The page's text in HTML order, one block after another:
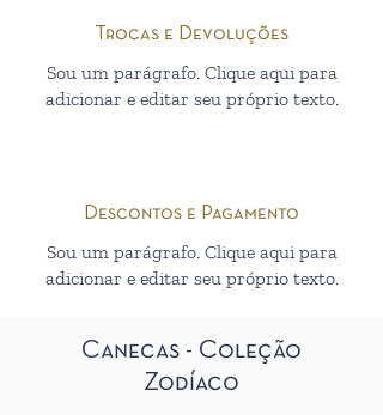
Trocas e Devoluções
Sou um parágrafo. Clique aqui para
adicionar e editar seu próprio texto.
Descontos e Pagamento
Sou um parágrafo. Clique aqui para
adicionar e editar seu próprio texto.
Canecas - Coleção
Zodíaco